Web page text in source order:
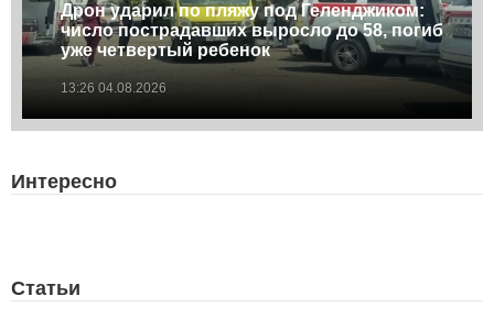
Дрон ударил по пляжу под Геленджиком:
число пострадавших выросло до 58, погиб
уже четвертый ребенок
13:26 04.08.2026
Интересно
Статьи